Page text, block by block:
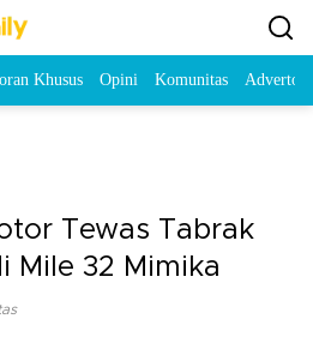
Khusus Opini Komunitas
Tewas Tabrak
Mile 32 Mimika